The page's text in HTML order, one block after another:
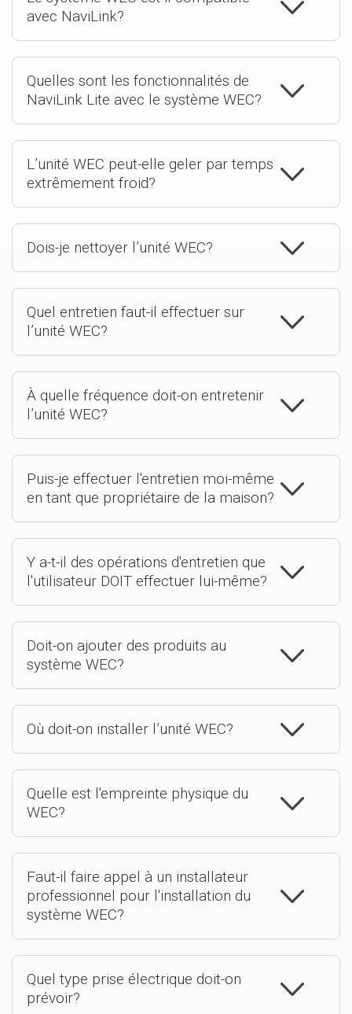
avec NaviLink?
Quelles sont les fonctionnalités de
NaviLink Lite avec le système WEC?
L’unité WEC peut-elle geler par temps
extrêmement froid?
Dois-je nettoyer l’unité WEC?
Quel entretien faut-il effectuer sur
l’unité WEC?
À quelle fréquence doit-on entretenir
l’unité WEC?
Puis-je effectuer l'entretien moi-même
en tant que propriétaire de la maison?
Y a-t-il des opérations d'entretien que
l'utilisateur DOIT effectuer lui-même?
Doit-on ajouter des produits au
système WEC?
Où doit-on installer l’unité WEC?
Quelle est l'empreinte physique du
WEC?
Faut-il faire appel à un installateur
professionnel pour l'installation du
système WEC?
Quel type prise électrique doit-on
prévoir?